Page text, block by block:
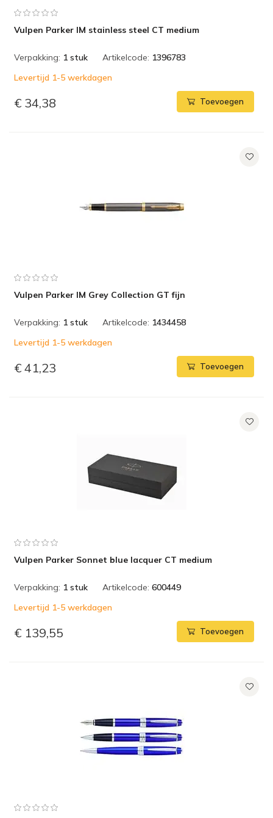
Vulpen Parker IM stainless steel CT medium
Verpakking: 1 stuk Artikelcode: 1396783
Levertijd 1-5 werkdagen
€ 34,38 Toevoegen
Vulpen Parker IM Grey Collection GT fijn
Verpakking: 1 stuk Artikelcode: 1434458
Levertijd 1-5 werkdagen
€ 41,23 Toevoegen
Vulpen Parker Sonnet blue lacquer CT medium
Verpakking: 1 stuk Artikelcode: 600449
Levertijd 1-5 werkdagen
€ 139,55 Toevoegen